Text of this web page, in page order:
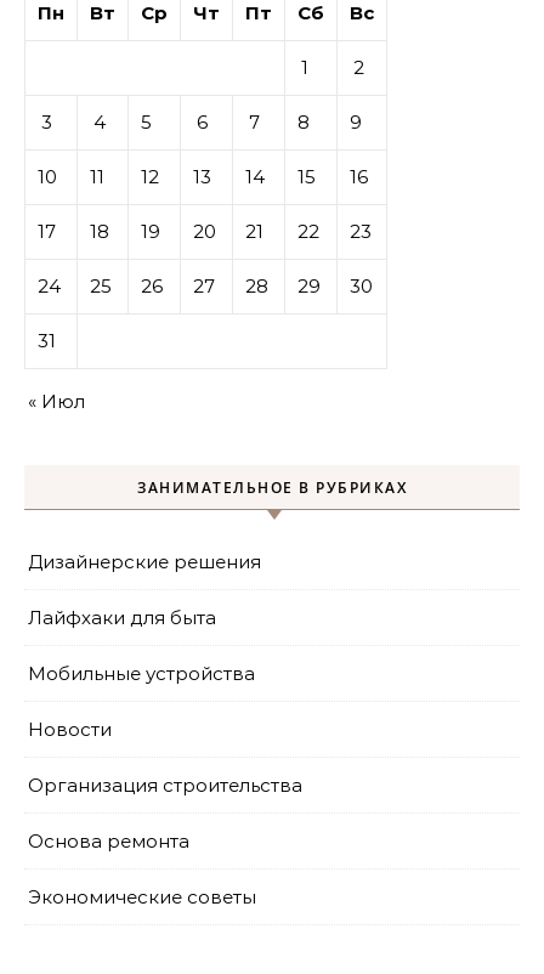
Пн
Вт Ср Чт Пт Сб Вс
1 2
3 4 5 6 7 8 9
10 11 12 13 14 15 16
17 18 19 20 21 22 23
24 25 26 27 28 29 30
31
« Июл
ЗАНИМАТЕЛЬНОЕ В РУБРИКАХ
Дизайнерские решения
Лайфхаки для быта
Мобильные устройства
Новости
Организация строительства
Основа ремонта
Экономические советы